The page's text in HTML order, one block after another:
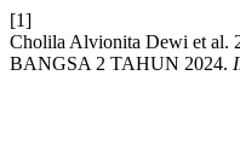
[1]
Cholila Alvionita Dewi et
BANGSA 2 TAHUN 2024.